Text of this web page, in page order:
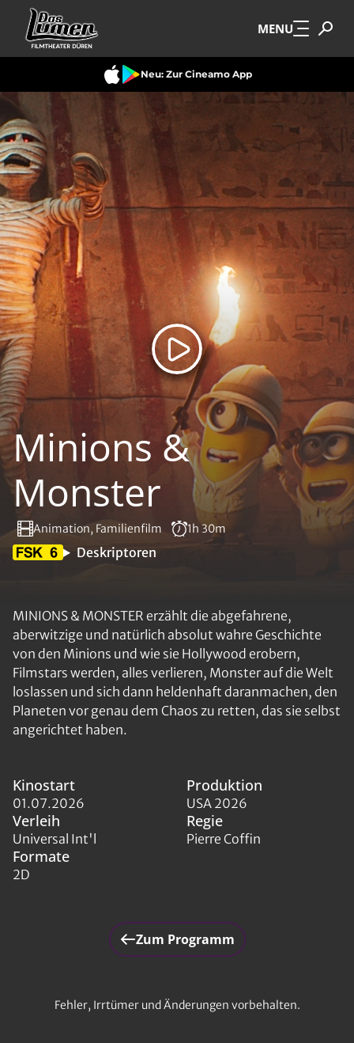
Zum Hauptinhalt springen MENU
Neu: Zur Cineamo App
Minions &
Monster
Animation, Familienfilm 1h 30m
Deskriptoren
MINIONS & MONSTER erzählt die abgefahrene,
aberwitzige und natürlich absolut wahre Geschichte
von den Minions und wie sie Hollywood erobern,
Filmstars werden, alles verlieren, Monster auf die Welt
loslassen und sich dann heldenhaft daranmachen, den
Planeten vor genau dem Chaos zu retten, das sie selbst
angerichtet haben.
Kinostart
01.07.2026
Produktion
USA 2026
Verleih
Universal Int'l
Regie
Pierre Coffin
Formate
2D
Zum Programm
Fehler, Irrtümer und Änderungen vorbehalten.